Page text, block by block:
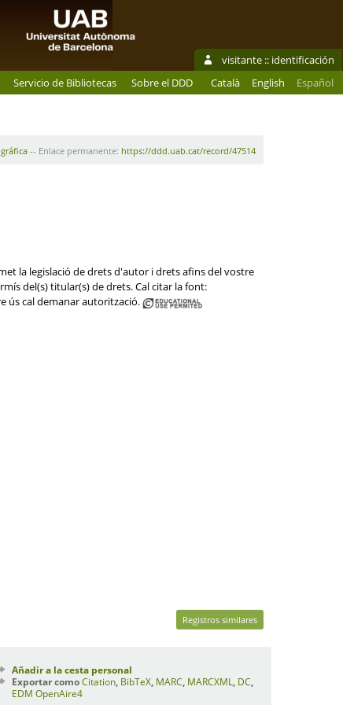
visitante :: identificación
Servicio de Bibliotecas Sobre el DDD Català English Español
-- Enlace permanente: https://ddd.uab.cat/record/47514
la legislació de drets d'autor i drets afins del vostre
del(s) titular(s) de drets. Cal citar la font:
ús cal demanar autorització.
Registros similares
Añadir a la cesta personal
Exportar comoCitation BibTeX MARC MARCXML DC
EDM OpenAire4